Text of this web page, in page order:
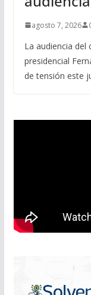
agosto 7, 2026
La audiencia del
presidencial
de tensión este